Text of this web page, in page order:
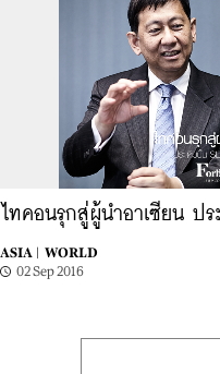
ไทคอนรุกสู่ผู้นำอาเซียน ปร
ASIA |
WORLD
02 Sep 2016